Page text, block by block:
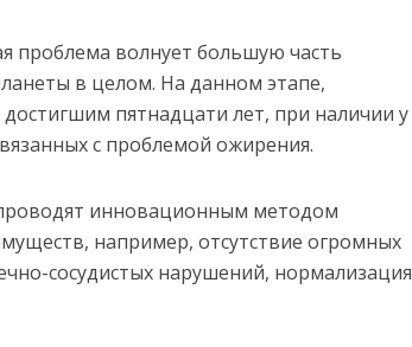
проблема волнует большую часть
в целом. На данном этапе,
пятнадцати лет, при наличии у
с проблемой ожирения.
инновационным методом
например, отсутствие огромных
сосудистых нарушений, нормализация